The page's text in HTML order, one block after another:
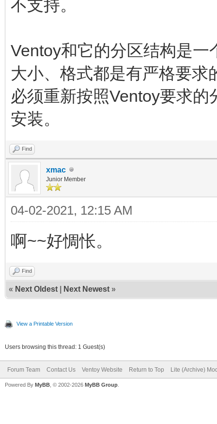
不支持。
Ventoy和它的分区结构是
大小、格式都是有严格要求
必须重新按照Ventoy要求
安装。
Find
xmac
Junior Member
04-02-2021, 12:15 AM
啊~~好惆怅。
Find
« Next Oldest Next Newest »
View a Printable Version
Users browsing this thread: 1 Guest(s)
Forum Team Contact Us Ventoy Website Return to Top Lite (Archive)
Powered By MyBB , © 2002-2026 MyBB Group